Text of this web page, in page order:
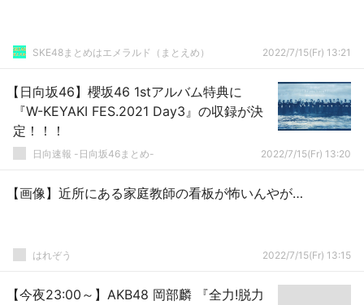
SKE48まとめはエメラルド（まとえめ） 2022/7/15(Fr) 13:21
【日向坂46】櫻坂46 1stアルバム特典に
『W-KEYAKI FES.2021 Day3』の収録が決
定！！！
日向速報 -日向坂46まとめ- 2022/7/15(Fr) 13:20
【画像】近所にある家庭教師の看板が怖いんやが…
はれぞう 2022/7/15(Fr) 13:15
【今夜23:00～】AKB48 岡部麟 『全力!脱力